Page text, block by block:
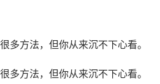
多方法，但你从来沉不下心看。
多方法，但你从来沉不下心看。